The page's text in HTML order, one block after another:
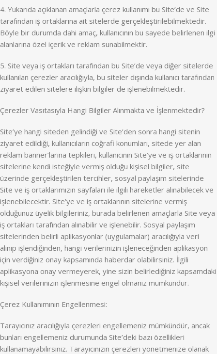
4. Yukarıda açıklanan amaçlarla çerez kullanımı bu Site’de ve Site
tarafından iş ortaklarına ait sitelerde gerçekleştirilebilmektedir.
Böyle bir durumda dahi amaç, kullanıcının bu sayede belirlenen ilgi
alanlarına özel içerik ve reklam sunabilmektir.
5. Site veya iş ortakları tarafından bu Site’de veya diğer sitelerde
kullanılan çerezler aracılığıyla, bu siteler dışında kullanıcı tarafından
ziyaret edilen sitelere ilişkin bilgiler de işlenebilmektedir.
Çerezler Vasıtasıyla Hangi Bilgiler Alınmakta ve İşlenmektedir?
Site’ye hangi siteden gelindiği ve Site’den sonra hangi sitenin
ziyaret edildiği, kullanıcıların coğrafi konumları, sitede yer alan
reklam banner’larına tepkileri, kullanıcının Site’ye ve iş ortaklarının
sitelerine kendi isteğiyle vermiş olduğu kişisel bilgiler, site
üzerinde gerçekleştirilen tercihler, sosyal paylaşım sitelerinde
Site ve iş ortaklarımızın sayfaları ile ilgili hareketler alınabilecek ve
işlenebilecektir. Site’ye ve iş ortaklarının sitelerine vermiş
olduğunuz üyelik bilgileriniz, burada belirlenen amaçlarla Site veya
iş ortakları tarafından alınabilir ve işlenebilir. Sosyal paylaşım
sitelerinden belirli aplikasyonlar (uygulamalar) aracılığıyla veri
alınıp işlendiğinden, hangi verilerinizin işleneceğinden aplikasyon
için verdiğiniz onay kapsamında haberdar olabilirsiniz. İlgili
aplikasyona onay vermeyerek, yine sizin belirlediğiniz kapsamdaki
kişisel verilerinizin işlenmesine engel olmanız mümkündür.
Çerez Kullanımının Engellenmesi:
Tarayıcınız aracılığıyla çerezleri engellemeniz mümkündür, ancak
bunları engellemeniz durumunda Site’deki bazı özellikleri
kullanamayabilirsiniz. Tarayıcınızın çerezleri yönetmenize olanak